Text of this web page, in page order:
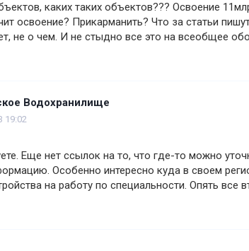
каких таких объектов??? Освоение
освоение? Прикарманить? Что за статьи
не о чем. И не стыдно все это на всеобщее
Водохранилище
19:02
Еще нет ссылок на то, что где-то можно
Особенно интересно куда в своем
на работу по специальности. Опять все